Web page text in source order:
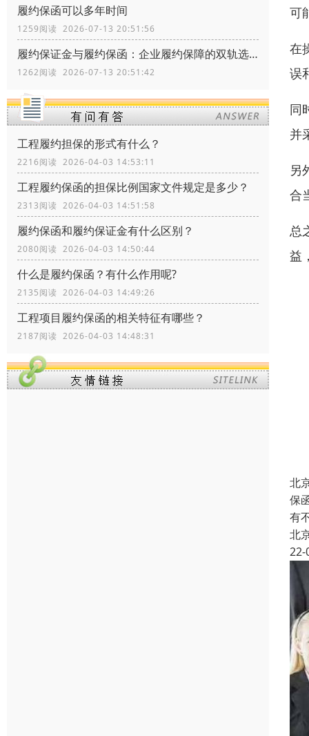
履约保函可以多年时间
1259阅读 2026-07-13 20:51:56
履约保证金与履约保函：企业履约保障的双轨选择
1262阅读 2026-07-13 20:51:42
工程履约担保的形式有什么？
2216阅读 2026-04-03 14:53:11
工程履约保函的担保比例国家文件规定是多少？
2313阅读 2026-04-03 14:51:58
履约保函和履约保证金有什么区别？
2080阅读 2026-04-03 14:50:44
什么是履约保函？有什么作用呢?
2135阅读 2026-04-03 14:49:26
工程项目履约保函的相关特征有哪些？
2187阅读 2026-04-03 14:48:31
可
在
误
同
并
另
合
总
益
北
保
有
北
22-